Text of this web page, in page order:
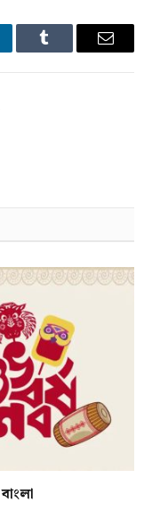
Tumblr Email